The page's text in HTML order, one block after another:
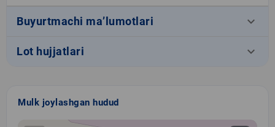
Buyurtmachi ma’lumotlari keyboard_arrow_down
Lot hujjatlari keyboard_arrow_down
Mulk joylashgan hudud